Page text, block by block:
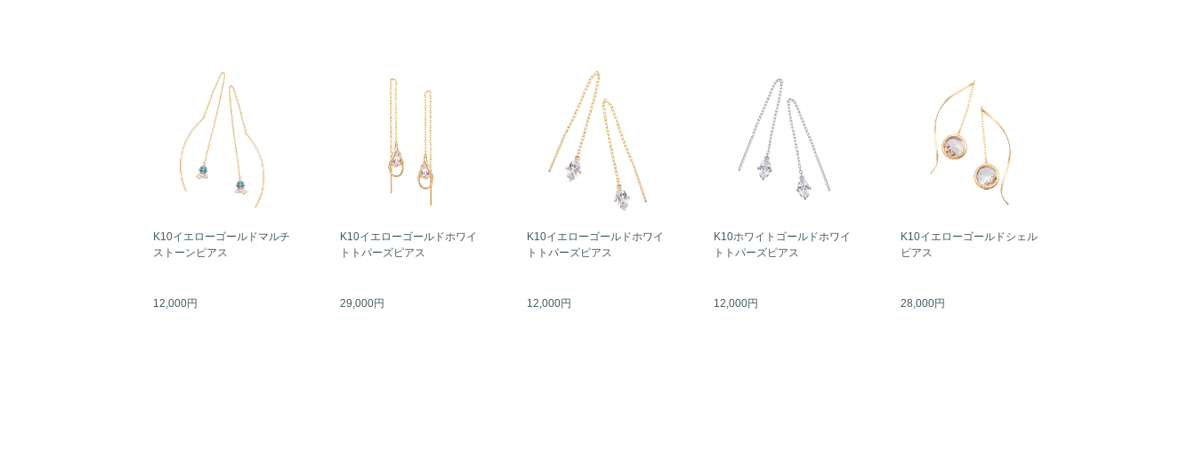
K10イエローゴールドマルチ
ストーンピアス
12,000円
K10イエローゴールドホワイ
トトパーズピアス
29,000円
K10イエローゴールドホワイ
トトパーズピアス
12,000円
K10ホワイトゴールドホワイ
トトパーズピアス
12,000円
K10イエローゴールドシェル
ピアス
28,000円